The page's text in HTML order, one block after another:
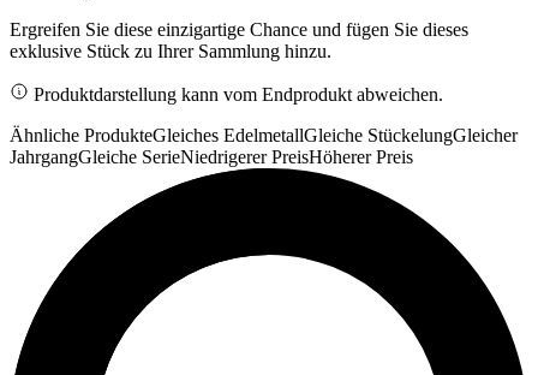
Ergreifen Sie diese einzigartige Chance und fügen Sie dieses
exklusive Stück zu Ihrer Sammlung hinzu.
Produktdarstellung kann vom Endprodukt abweichen.
Ähnliche ProdukteGleiches EdelmetallGleiche StückelungGleicher
JahrgangGleiche SerieNiedrigerer PreisHöherer Preis